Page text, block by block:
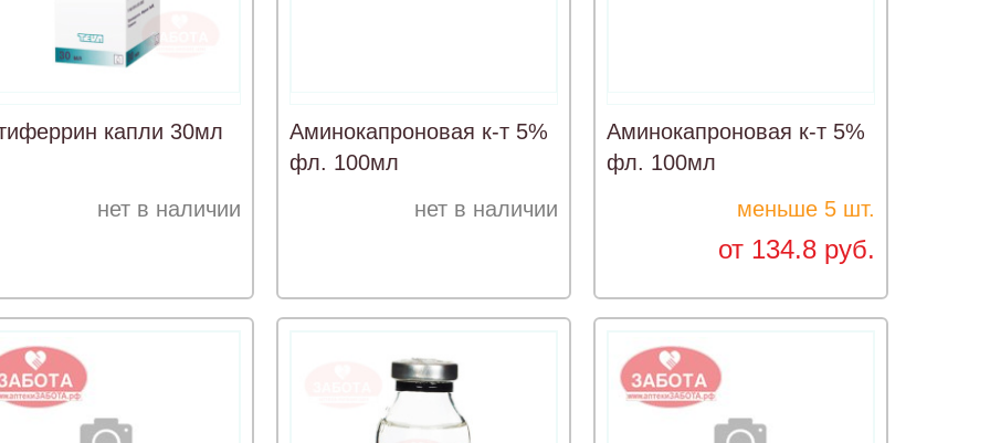
капли 30мл
нет в наличии
Аминокапроновая к-т 5%
фл. 100мл
нет в наличии
Аминокапроновая к-т 5%
фл. 100мл
меньше 5 шт.
от 134.8 руб.